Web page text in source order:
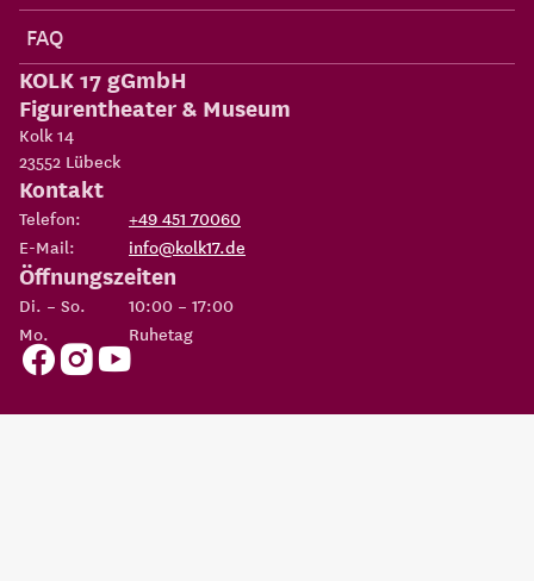
FAQ
KOLK 17 gGmbH
Figurentheater & Museum
Kolk 14
23552 Lübeck
Kontakt
Telefon:
+49 451 70060
E-Mail:
info@kolk17.de
Öffnungszeiten
Di. – So.
10:00 – 17:00
Mo.
Ruhetag